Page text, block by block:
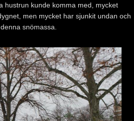
hustrun kunde komma med, mycket
men mycket har sjunkit undan och
snömassa.